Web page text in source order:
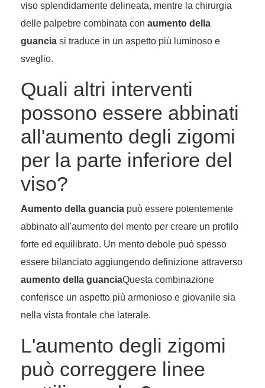
viso splendidamente delineata, mentre la chirurgia
delle palpebre combinata con aumento della
guancia si traduce in un aspetto più luminoso e
sveglio.
Quali altri interventi
possono essere abbinati
all'aumento degli zigomi
per la parte inferiore del
viso?
Aumento della guancia può essere potentemente
abbinato all'aumento del mento per creare un profilo
forte ed equilibrato. Un mento debole può spesso
essere bilanciato aggiungendo definizione attraverso
aumento della guanciaQuesta combinazione
conferisce un aspetto più armonioso e giovanile sia
nella vista frontale che laterale.
L'aumento degli zigomi
può correggere linee